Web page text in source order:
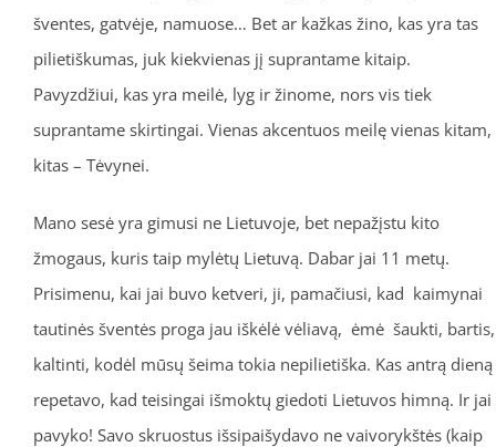
šventes, gatvėje, namuose… Bet ar kažkas žino, kas yra tas
pilietiškumas, juk kiekvienas jį suprantame kitaip.
Pavyzdžiui, kas yra meilė, lyg ir žinome, nors vis tiek
suprantame skirtingai. Vienas akcentuos meilę vienas kitam,
kitas – Tėvynei.
Mano sesė yra gimusi ne Lietuvoje, bet nepažįstu kito
žmogaus, kuris taip mylėtų Lietuvą. Dabar jai 11 metų.
Prisimenu, kai jai buvo ketveri, ji, pamačiusi, kad kaimynai
tautinės šventės proga jau iškėlė vėliavą, ėmė šaukti, bartis,
kaltinti, kodėl mūsų šeima tokia nepilietiška. Kas antrą dieną
repetavo, kad teisingai išmoktų giedoti Lietuvos himną. Ir jai
pavyko! Savo skruostus išsipaišydavo ne vaivorykštės (kaip